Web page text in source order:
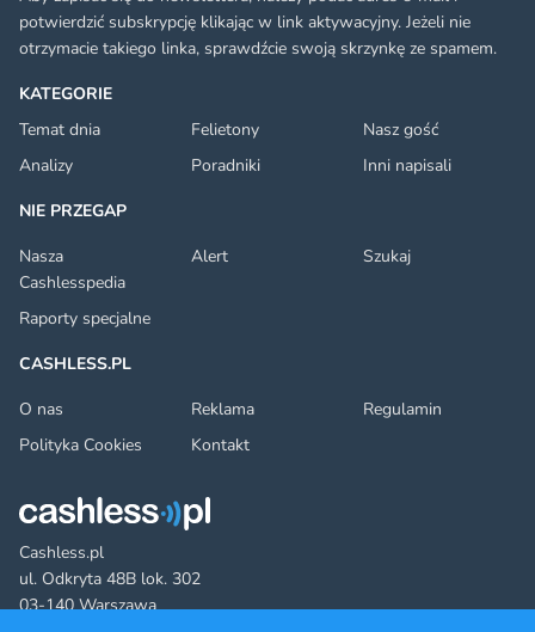
Cashless.pl
ul. Odkryta 48B lok. 302
03-140 Warszawa
KATEGORIE
Temat dnia
Felietony
Nasz gość
Analizy
Poradniki
Inni napisali
NIE PRZEGAP
Nasza
Cashlesspedia
Alert Szukaj
Raporty specjalne
CASHLESS.PL
O nas
Reklama
Regulamin
Polityka Cookies
Kontakt
potwierdzić subskrypcję klikając w link aktywacyjny. Jeżeli nie
otrzymacie takiego linka, sprawdźcie swoją skrzynkę ze spamem.